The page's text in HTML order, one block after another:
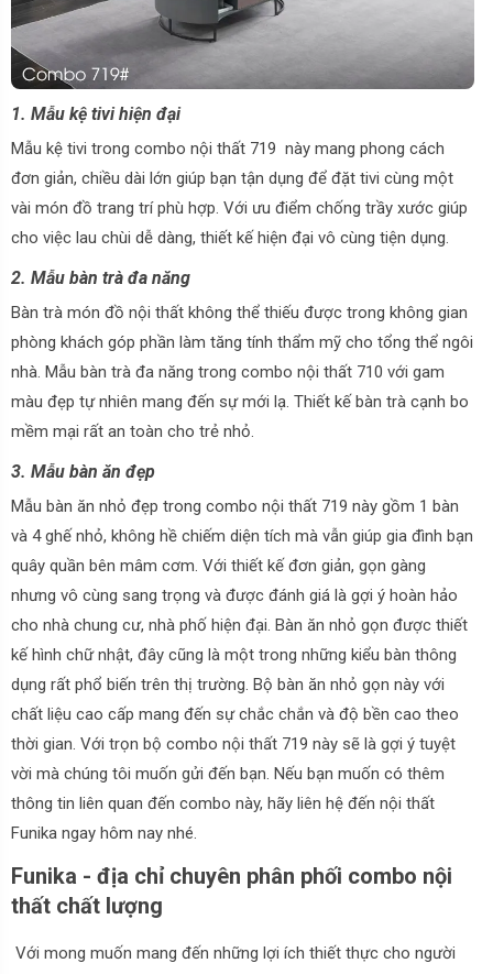
1. Mẫu kệ tivi hiện đại
Mẫu kệ tivi trong combo nội thất 719 này mang phong cách
đơn giản, chiều dài lớn giúp bạn tận dụng để đặt tivi cùng một
vài món đồ trang trí phù hợp. Với ưu điểm chống trầy xước giúp
cho việc lau chùi dễ dàng, thiết kế hiện đại vô cùng tiện dụng.
2. Mẫu bàn trà đa năng
Bàn trà món đồ nội thất không thể thiếu được trong không gian
phòng khách góp phần làm tăng tính thẩm mỹ cho tổng thể ngôi
nhà. Mẫu bàn trà đa năng trong combo nội thất 710 với gam
màu đẹp tự nhiên mang đến sự mới lạ. Thiết kế bàn trà cạnh bo
mềm mại rất an toàn cho trẻ nhỏ.
3. Mẫu bàn ăn đẹp
Mẫu bàn ăn nhỏ đẹp trong combo nội thất 719 này gồm 1 bàn
và 4 ghế nhỏ, không hề chiếm diện tích mà vẫn giúp gia đình bạn
quây quần bên mâm cơm. Với thiết kế đơn giản, gọn gàng
nhưng vô cùng sang trọng và được đánh giá là gợi ý hoàn hảo
cho nhà chung cư, nhà phố hiện đại. Bàn ăn nhỏ gọn được thiết
kế hình chữ nhật, đây cũng là một trong những kiểu bàn thông
dụng rất phổ biến trên thị trường. Bộ bàn ăn nhỏ gọn này với
chất liệu cao cấp mang đến sự chắc chắn và độ bền cao theo
thời gian. Với trọn bộ combo nội thất 719 này sẽ là gợi ý tuyệt
vời mà chúng tôi muốn gửi đến bạn. Nếu bạn muốn có thêm
thông tin liên quan đến combo này, hãy liên hệ đến nội thất
Funika ngay hôm nay nhé.
Funika - địa chỉ chuyên phân phối combo nội
thất chất lượng
Với mong muốn mang đến những lợi ích thiết thực cho người